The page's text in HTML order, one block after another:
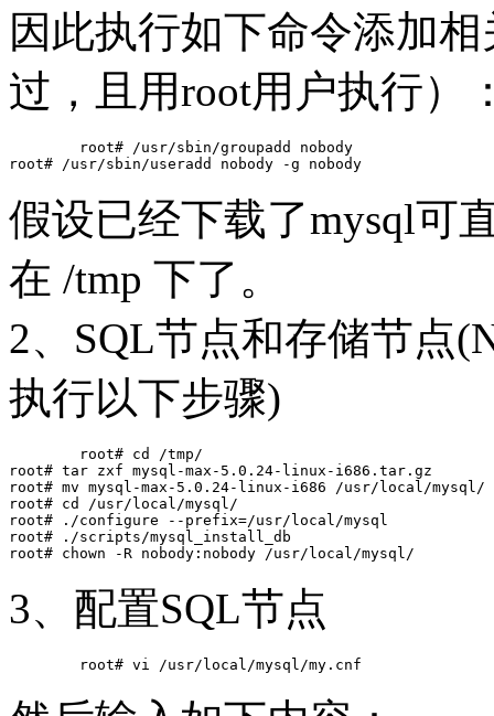
因此执行如下命令添加
过，且用root用户执行）
假设已经下载了mysql可
在 /tmp 下了。
2、SQL节点和存储节点
执行以下步骤)
root# tar zxf mysql-max-5.0.24-linux-i686.tar.gz
root# mv mysql-max-5.0.24-linux-i686 /usr/local/mysql/
root# cd /usr/local/mysql/
root# ./configure --prefix=/usr/local/mysql
root# ./scripts/mysql_install_db
3、配置SQL节点